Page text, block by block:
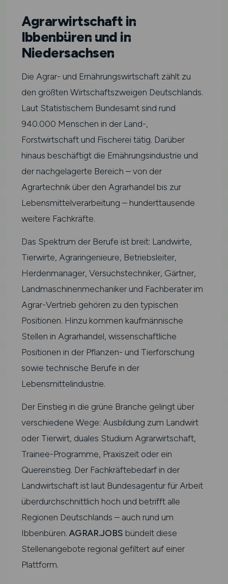
Agrarwirtschaft in
Ibbenbüren und in
Niedersachsen
Die Agrar- und Ernährungswirtschaft zählt zu
den größten Wirtschaftszweigen Deutschlands.
Laut Statistischem Bundesamt sind rund
940.000 Menschen in der Land-,
Forstwirtschaft und Fischerei tätig. Darüber
hinaus beschäftigt die Ernährungsindustrie und
der nachgelagerte Bereich – von der
Agrartechnik über den Agrarhandel bis zur
Lebensmittelverarbeitung – hunderttausende
weitere Fachkräfte.
Das Spektrum der Berufe ist breit: Landwirte,
Tierwirte, Agraringenieure, Betriebsleiter,
Herdenmanager, Versuchstechniker, Gärtner,
Landmaschinenmechaniker und Fachberater im
Agrar-Vertrieb gehören zu den typischen
Positionen. Hinzu kommen kaufmännische
Stellen in Agrarhandel, wissenschaftliche
Positionen in der Pflanzen- und Tierforschung
sowie technische Berufe in der
Lebensmittelindustrie.
Der Einstieg in die grüne Branche gelingt über
verschiedene Wege: Ausbildung zum Landwirt
oder Tierwirt, duales Studium Agrarwirtschaft,
Trainee-Programme, Praxiszeit oder ein
Quereinstieg. Der Fachkräftebedarf in der
Landwirtschaft ist laut Bundesagentur für Arbeit
überdurchschnittlich hoch und betrifft alle
Regionen Deutschlands – auch rund um
Ibbenbüren. AGRAR.JOBS bündelt diese
Stellenangebote regional gefiltert auf einer
Plattform.